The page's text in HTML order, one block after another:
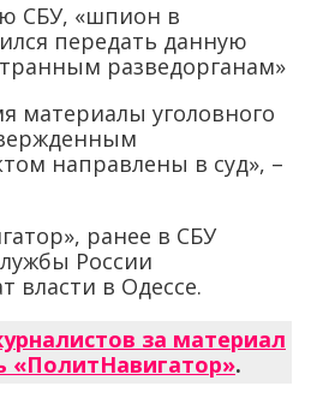
СБУ, «шпион в
передать данную
разведорганам»
материалы уголовного
направлены в суд», –
ранее в СБУ
России
власти в Одессе.
за материал
«ПолитНавигатор».